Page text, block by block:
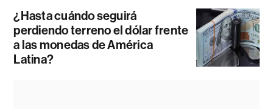
¿Hasta cuándo seguirá
perdiendo terreno el dólar frente
a las monedas de América
Latina?